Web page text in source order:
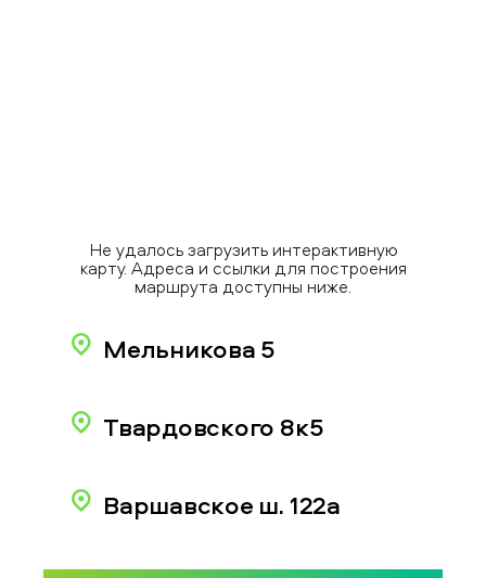
Не удалось загрузить интерактивную
карту. Адреса и ссылки для построения
маршрута доступны ниже.
Мельникова 5
Твардовского 8к5
Варшавское ш. 122а